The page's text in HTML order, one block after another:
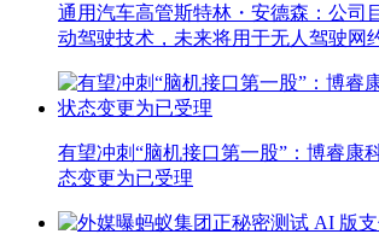
通用汽车高管斯特林・安德森：公司
动驾驶技术，未来将用于无人驾驶网
有望冲刺“脑机接口第一股”：博睿康
态变更为已受理